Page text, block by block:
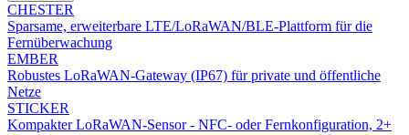
CHESTER
Sparsame, erweiterbare LTE/LoRaWAN/BLE-Plattform für die
Fernüberwachung
EMBER
Robustes LoRaWAN-Gateway (IP67) für private und öffentliche
Netze
STICKER
Kompakter LoRaWAN-Sensor - NFC- oder Fernkonfiguration, 2+